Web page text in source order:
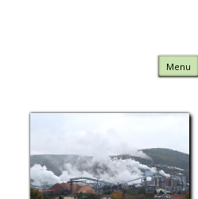
Menu